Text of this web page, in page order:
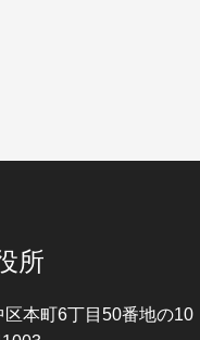
所
区本町6丁目50番地の10